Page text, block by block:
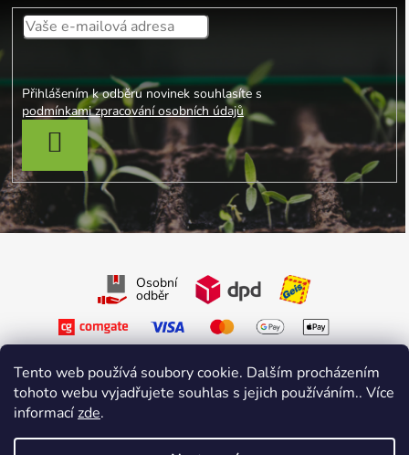
Tento web používá soubory cookie. Dalším procházením
tohoto webu vyjadřujete souhlas s jejich používáním.. Více
informacízde.
Přihlášením k odběru novinek souhlasíte s
podmínkami zpracování osobních údajů
PŘIHLÁSIT SE
Osobní
odběr
Sledujte nás na Instagramu